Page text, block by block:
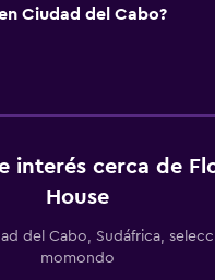
Ciudad del Cabo?
interés cerca de
House
del Cabo, Sudáfrica,
momondo